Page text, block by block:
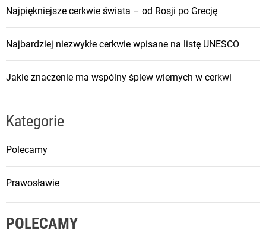
Najpiękniejsze cerkwie świata – od Rosji po Grecję
Najbardziej niezwykłe cerkwie wpisane na listę UNESCO
Jakie znaczenie ma wspólny śpiew wiernych w cerkwi
Kategorie
Polecamy
Prawosławie
POLECAMY